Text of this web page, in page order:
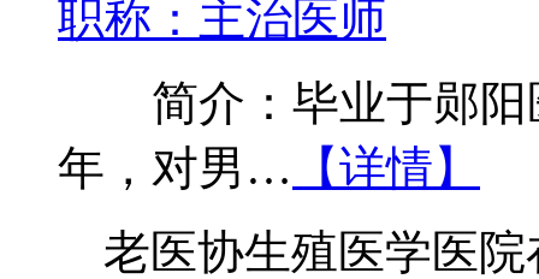
职称：主治医师
简介：毕业于郧阳
年，对男… 【详情】
老医协生殖医学医院